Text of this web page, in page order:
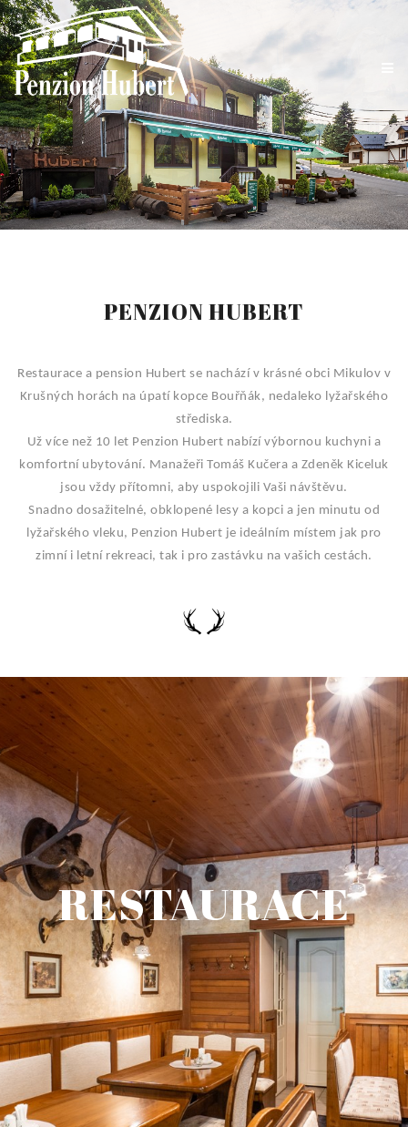
PENZION HUBERT
Restaurace a pension Hubert se nachází v krásné obci Mikulov v
Krušných horách na úpatí kopce Bouřňák, nedaleko lyžařského
střediska.
Už více než 10 let Penzion Hubert nabízí výbornou kuchyni a
komfortní ubytování. Manažeři Tomáš Kučera a Zdeněk Kiceluk
jsou vždy přítomni, aby uspokojili Vaši návštěvu.
Snadno dosažitelné, obklopené lesy a kopci a jen minutu od
lyžařského vleku, Penzion Hubert je ideálním místem jak pro
zimní i letní rekreaci, tak i pro zastávku na vašich cestách.
RESTAURACE